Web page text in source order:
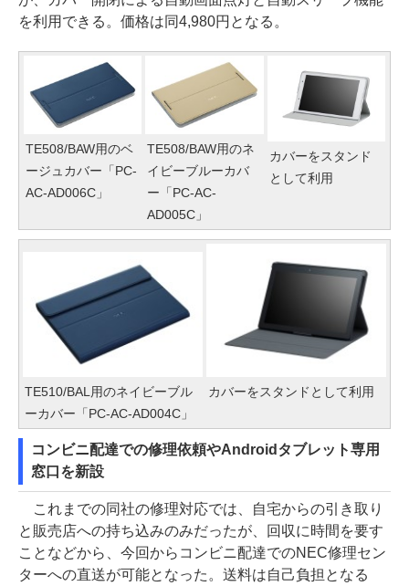
を利用できる。価格は同4,980円となる。
TE508/BAW用のベ
ージュカバー「PC-
AC-AD006C」
TE508/BAW用のネ
イビーブルーカバ
ー「PC-AC-
AD005C」
カバーをスタンド
として利用
TE510/BAL用のネイビーブル
ーカバー「PC-AC-AD004C」
カバーをスタンドとして利用
コンビニ配達での修理依頼やAndroidタブレット専用
窓口を新設
これまでの同社の修理対応では、自宅からの引き取り
と販売店への持ち込みのみだったが、回収に時間を要す
ことなどから、今回からコンビニ配達でのNEC修理セン
ターへの直送が可能となった。送料は自己負担となる